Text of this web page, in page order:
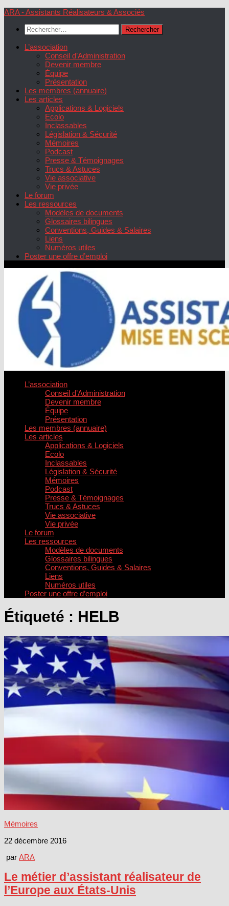
Skip
content
ARA - Assistants Réalisateurs & Associés
Rechercher :
L’association
Conseil d’Administration
Devenir membre
Équipe
Présentation
Les membres (annuaire)
Les articles
Applications & Logiciels
Ecolo
Inclassables
Législation & Sécurité
Mémoires
Podcast
Presse & Témoignages
Trucs & Astuces
Vie associative
Vie privée
Le forum
Les ressources
Modèles de documents
Glossaires bilingues
Conventions, Guides & Salaires
Liens
Numéros utiles
Poster une offre d’emploi
L’association
Conseil d’Administration
Devenir membre
Équipe
Présentation
Les membres (annuaire)
Les articles
Applications & Logiciels
Ecolo
Inclassables
Législation & Sécurité
Mémoires
Podcast
Presse & Témoignages
Trucs & Astuces
Vie associative
Vie privée
Le forum
Les ressources
Modèles de documents
Glossaires bilingues
Conventions, Guides & Salaires
Liens
Numéros utiles
Poster une offre d’emploi
Étiqueté : HELB
Mémoires
22 décembre 2016
par ARA
Le métier d’assistant réalisateur de
l’Europe aux États-Unis